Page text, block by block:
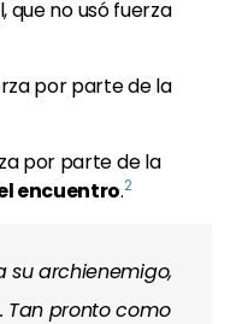
que no usó fuerza
por parte de la
por parte de la
encuentro.2
su archienemigo,
Tan pronto como